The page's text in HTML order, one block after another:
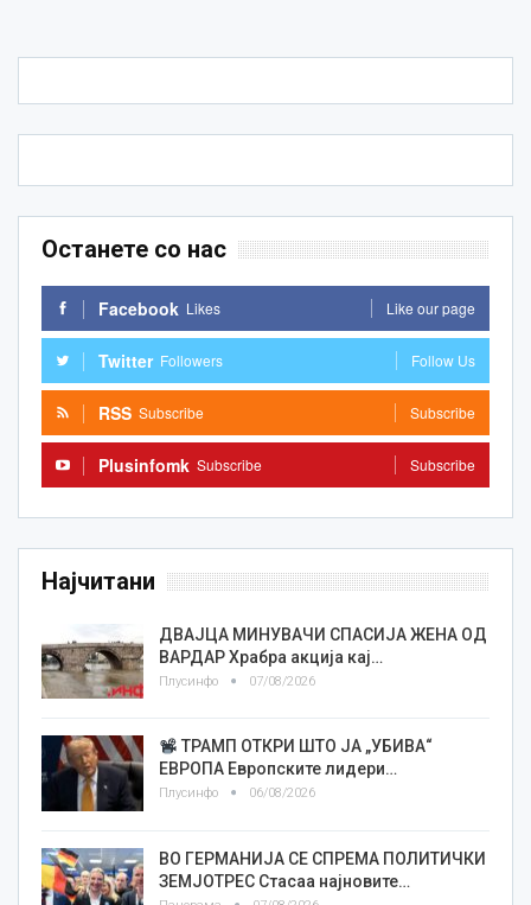
Останете со нас
Facebook Likes Like our page
Twitter Followers Follow Us
RSS Subscribe Subscribe
Plusinfomk Subscribe Subscribe
Најчитани
ДВАЈЦА МИНУВАЧИ СПАСИЈА ЖЕНА ОД
ВАРДАР Храбра акција кај…
Плусинфо 07/08/2026
ТРАМП ОТКРИ ШТО ЈА „УБИВА“
ЕВРОПА Европските лидери…
Плусинфо 06/08/2026
ВО ГЕРМАНИЈА СЕ СПРЕМА ПОЛИТИЧКИ
ЗЕМЈОТРЕС Стасаа најновите…